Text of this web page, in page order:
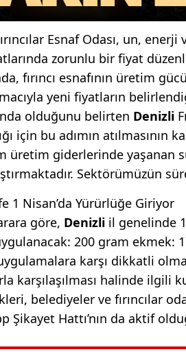
Esnaf Odası, un,
zorunlu bir fiyat
fırıncı esnafının üretim
yeni fiyatların
olduğunu belirten Denizli
için bu adımın
üretim giderlerinde yaşanan
Sektörümüzün
1 Nisan’da Yürürlüğe Giriyor
göre, Denizli il genelinde
200 gram ekmek:
karşı dikkatli
karşılaşılması halinde ilgili
belediyeler ve fırıncılar
Şikayet Hattı’nın da aktif